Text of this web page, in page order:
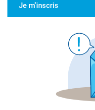
Je m'inscris